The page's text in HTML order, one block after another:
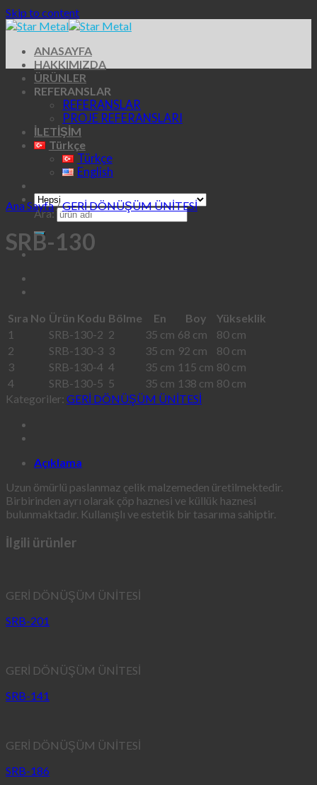
Skip to content
ANASAYFA
HAKKIMIZDA
ÜRÜNLER
REFERANSLAR
REFERANSLAR
PROJE REFERANSLARI
İLETİŞİM
Türkçe
Türkçe
English
Ara:
Ana Sayfa/GERİ DÖNÜŞÜM ÜNİTESİ
SRB-130
Sıra No Ürün Kodu Bölme En Boy
Yükseklik
1
SRB-130-2 2 35 cm 68 cm
80 cm
2
SRB-130-3 3 35 cm 92 cm
80 cm
3
SRB-130-4 4 35 cm 115 cm 80 cm
4
SRB-130-5 5 35 cm 138 cm 80 cm
Kategoriler: GERİ DÖNÜŞÜM ÜNİTESİ
Açıklama
Uzun ömürlü paslanmaz çelik malzemeden üretilmektedir.
Birbirinden ayrı olarak çöp haznesi ve küllük haznesi
bulunmaktadır. Kullanışlı ve estetik bir tasarıma sahiptir.
İlgili ürünler
GERİ DÖNÜŞÜM ÜNİTESİ
SRB-201
GERİ DÖNÜŞÜM ÜNİTESİ
SRB-141
GERİ DÖNÜŞÜM ÜNİTESİ
SRB-186